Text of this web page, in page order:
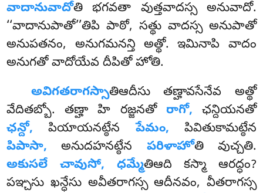
వాదానువాదోతి భగవతా వుత్తవాదస్స అనువాదో.
‘‘వాదానుపాతో’’తిపి పాఠో, సత్థు వాదస్స అనుపాతో
అనుపతనం, అనుగమనన్తి అత్థో. ఇమినాపి వాదం
అనుగతో వాదోయేవ దీపితో హోతి.
అవిగతరాగస్సాతిఆదీసు తణ్హావసేనేవ అత్థో
వేదితబ్బో. తణ్హా హి రజ్జనతో రాగో, ఛన్దియనతో
ఛన్దో, పియాయనట్ఠేనపేమం, పివితుకామట్ఠేన
పిపాసా, అనుదహనట్ఠేన పరిళాహోతి వుచ్చతి.
అకుసలే చావుసో, ధమ్మేతిఆది కస్మా ఆరద్ధం?
పఞ్చసు ఖన్ధేసు అవీతరాగస్స ఆదీనవం, వీతరాగస్స